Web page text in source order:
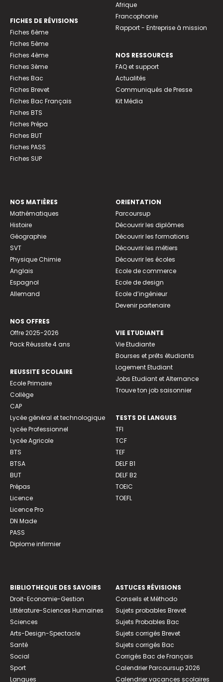
FICHES DE RÉVISIONS
Fiches 6ème
Fiches 5ème
Fiches 4ème
Fiches 3ème
Fiches Bac
Fiches Brevet
Fiches Bac Français
Fiches BTS
Fiches Prépa
Fiches BUT
Fiches PASS
Fiches SUP
Afrique
Francophonie
Rapport - Entreprise à mission
NOS RESSOURCES
FAQ et support
Actualités
Communiqués de Presse
Kit Média
NOS MATIÈRES
Mathématiques
Histoire
Géographie
SVT
Physique Chimie
Anglais
Espagnol
Allemand
NOS OFFRES
Offre 2025-2026
Pack Réussite 4 ans
REUSSITE SCOLAIRE
Ecole Primaire
Collège
CAP
Lycée général et technologique
Lycée Professionnel
Lycée Agricole
BTS
BTSA
BUT
Prépas
Licence
Licence Pro
DN Made
PASS
Diplome infirmier
ORIENTATION
Parcoursup
Découvrir les diplômes
Découvrir les formations
Découvrir les métiers
Découvrir les écoles
Ecole de commerce
Ecole de design
Ecole d’ingénieur
Devenir partenaire
VIE ETUDIANTE
Vie Etudiante
Bourses et prêts étudiants
Logement Etudiant
Jobs Etudiant et Alternance
Trouve ton job saisonnier
TESTS DE LANGUES
TFI
TCF
TEF
DELF B1
DELF B2
TOEIC
TOEFL
BIBLIOTHEQUE DES SAVOIRS
Droit-Economie-Gestion
Littérature-Sciences Humaines
Sciences
Arts-Design-Spectacle
Santé
Social
Sport
Langues
ASTUCES RÉVISIONS
Conseils et Méthodo
Sujets probables Brevet
Sujets Probables Bac
Sujets corrigés Brevet
Sujets corrigés Bac
Corrigés Bac de Français
Calendrier Parcoursup 2026
Calendrier vacances scolaires